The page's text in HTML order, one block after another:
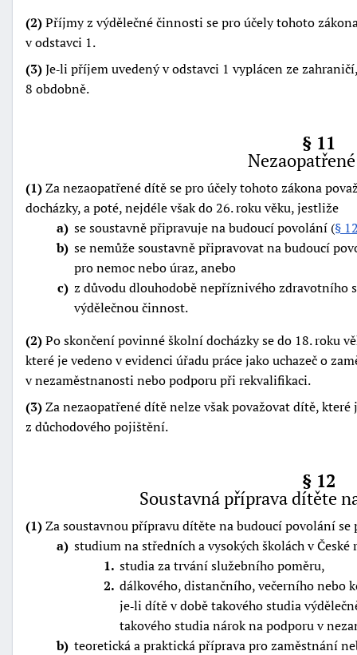
(2)Příjmy z výdělečné činnosti se pro účely tohoto
v odstavci 1.
(3)Je‑li příjem uvedený v odstavci 1 vyplácen ze
8 obdobně.
§ 11
(1)Za nezaopatřené dítě se pro účely tohoto zákona
docházky, a poté, nejdéle však do 26. roku věku, jestliže
a se soustavně připravuje na budoucí povolání (§
b se nemůže soustavně připravovat na budoucí
pro nemoc nebo úraz, anebo
c z důvodu dlouhodobě nepříznivého zdravotního
výdělečnou činnost.
(2)Po skončení povinné školní docházky se do 18. roku
které je vedeno v evidenci úřadu práce jako uchazeč o
v nezaměstnanosti nebo podporu při rekvalifikaci.
(3)Za nezaopatřené dítě nelze však považovat dítě,
z důchodového pojištění.
§ 12
Soustavná příprava dítěte
(1)Za soustavnou přípravu dítěte na budoucí povolání se
a studium na středních a vysokých školách v České
1 studia za trvání služebního poměru,
2 dálkového, distančního, večerního nebo
je‑li dítě v době takového studia
takového studia nárok na podporu v
b teoretická a praktická příprava pro zaměstnání